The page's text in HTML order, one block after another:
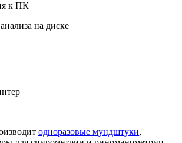
к ПК
на диске
одноразовые мундштуки,